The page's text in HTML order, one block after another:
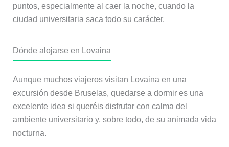
puntos, especialmente al caer la noche, cuando la
ciudad universitaria saca todo su carácter.
Dónde alojarse en Lovaina
Aunque muchos viajeros visitan Lovaina en una
excursión desde Bruselas, quedarse a dormir es una
excelente idea si queréis disfrutar con calma del
ambiente universitario y, sobre todo, de su animada vida
nocturna.